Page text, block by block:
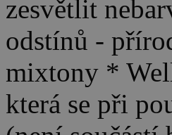
zesvětlit
odstínů -
mixtony *
která se při